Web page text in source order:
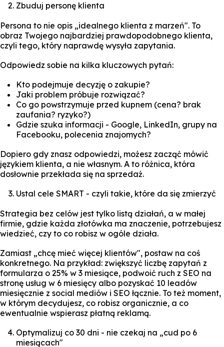
Zbuduj personę klienta
Persona to nie opis „idealnego klienta z marzeń". To
obraz Twojego najbardziej prawdopodobnego klienta,
czyli tego, który naprawdę wysyła zapytania.
Odpowiedz sobie na kilka kluczowych pytań:
Kto podejmuje decyzję o zakupie?
Jaki problem próbuje rozwiązać?
Co go powstrzymuje przed kupnem (cena? brak
zaufania? ryzyko?)
Gdzie szuka informacji - Google, LinkedIn, grupy na
Facebooku, polecenia znajomych?
Dopiero gdy znasz odpowiedzi, możesz zacząć mówić
językiem klienta, a nie własnym. A to różnica, która
dosłownie przekłada się na sprzedaż.
Ustal cele SMART - czyli takie, które da się zmierzyć
Strategia bez celów jest tylko listą działań, a w małej
firmie, gdzie każda złotówka ma znaczenie, potrzebujesz
wiedzieć, czy to co robisz w ogóle działa.
Zamiast „chcę mieć więcej klientów", postaw na coś
konkretnego. Na przykład: zwiększyć liczbę zapytań z
formularza o 25% w 3 miesiące, podwoić ruch z SEO na
stronę usług w 6 miesięcy albo pozyskać 10 leadów
miesięcznie z social mediów i SEO łącznie. To też moment,
w którym decydujesz, co robisz organicznie, a co
ewentualnie wspierasz płatną reklamą.
Optymalizuj co 30 dni - nie czekaj na „cud po 6
miesiącach"